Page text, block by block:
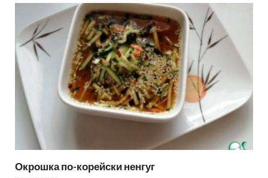
Окрошка по-корейски ненгуг